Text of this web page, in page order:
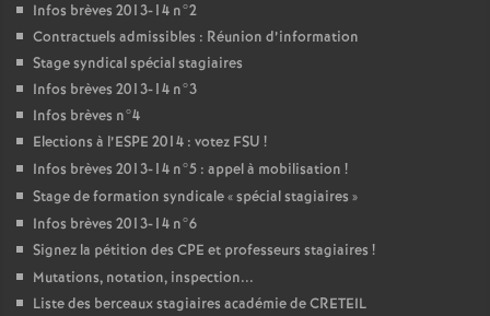
Infos brèves 2013-14 n°2
Contractuels admissibles : Réunion d’information
Stage syndical spécial stagiaires
Infos brèves 2013-14 n°3
Infos brèves n°4
Elections à l’ESPE 2014 : votez FSU !
Infos brèves 2013-14 n°5 : appel à mobilisation !
Stage de formation syndicale «spécial stagiaires »
Infos brèves 2013-14 n°6
Signez la pétition des CPE et professeurs stagiaires !
Mutations, notation, inspection...
Liste des berceaux stagiaires académie deCRETEIL